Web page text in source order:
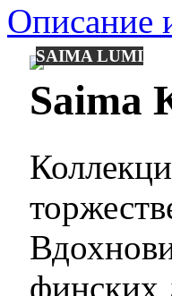
Описание
SAIMA LUMI
Saima
финских